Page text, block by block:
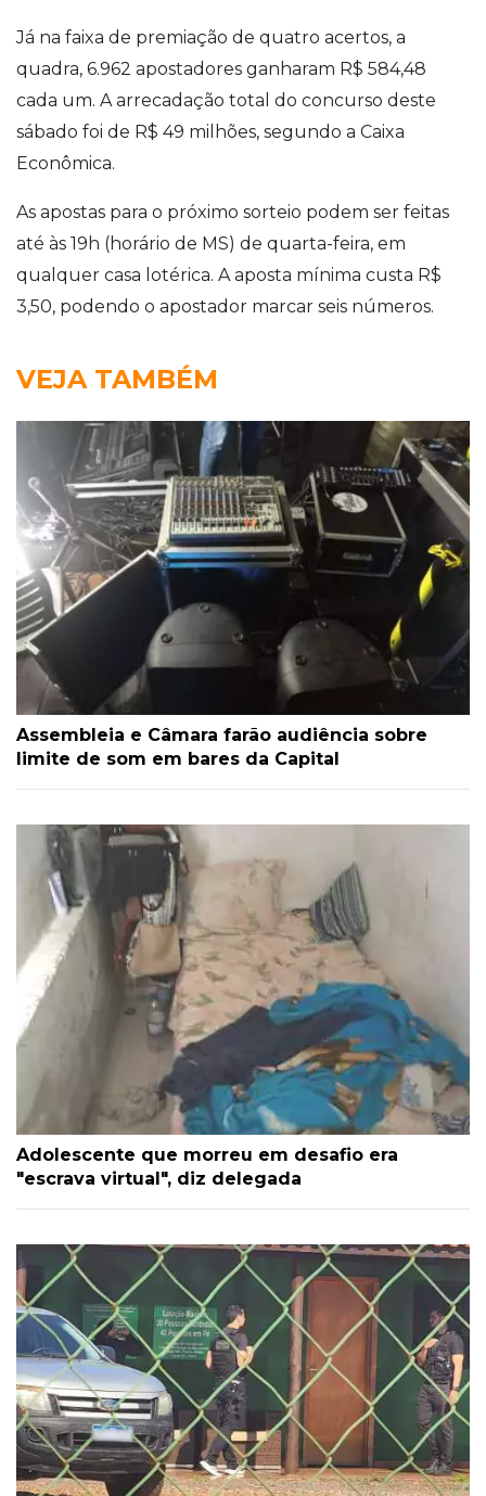
Já na faixa de premiação de quatro acertos, a
quadra, 6.962 apostadores ganharam R$ 584,48
cada um. A arrecadação total do concurso deste
sábado foi de R$ 49 milhões, segundo a Caixa
Econômica.
As apostas para o próximo sorteio podem ser feitas
até às 19h (horário de MS) de quarta-feira, em
qualquer casa lotérica. A aposta mínima custa R$
3,50, podendo o apostador marcar seis números.
VEJA TAMBÉM
Assembleia e Câmara farão audiência sobre
limite de som em bares da Capital
Adolescente que morreu em desafio era
"escrava virtual", diz delegada